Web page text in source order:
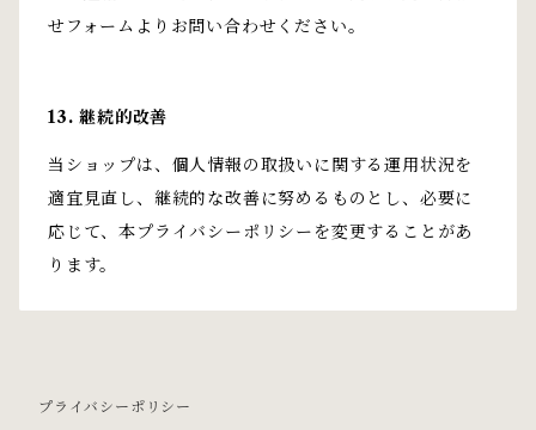
せフォームよりお問い合わせください。
13. 継続的改善
当ショップは、個人情報の取扱いに関する運用状況を
適宜見直し、継続的な改善に努めるものとし、必要に
応じて、本プライバシーポリシーを変更することがあ
ります。
プライバシーポリシー